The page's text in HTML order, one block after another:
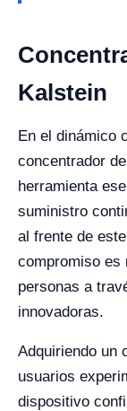
Kalstein
En el dinámico
concentrador
herramienta
suministro
al frente de
compromiso es
personas a
innovadoras.
Adquiriendo un
usuarios
dispositivo